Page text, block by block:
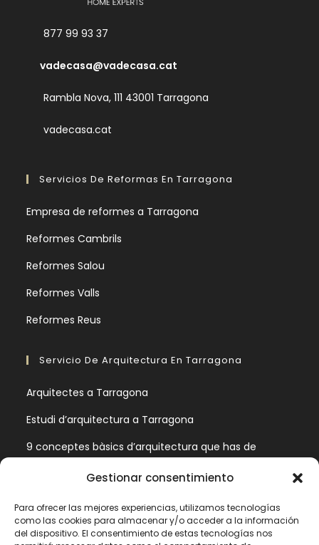
Gestionar consentimiento
Para ofrecer las mejores experiencias, utilizamos tecnologías
como las cookies para almacenar y/o acceder a la información
del dispositivo. El consentimiento de estas tecnologías nos
877 99 93 37
vadecasa@vadecasa.cat
Rambla Nova, 111 43001 Tarragona
vadecasa.cat
Servicios De Reformas En Tarragona
Empresa de reformes a Tarragona
Reformes Cambrils
Reformes Salou
Reformes Valls
Reformes Reus
Servicio De Arquitectura En Tarragona
Arquitectes a Tarragona
Estudi d’arquitectura a Tarragona
9 conceptes bàsics d’arquitectura que has de
Información Legal